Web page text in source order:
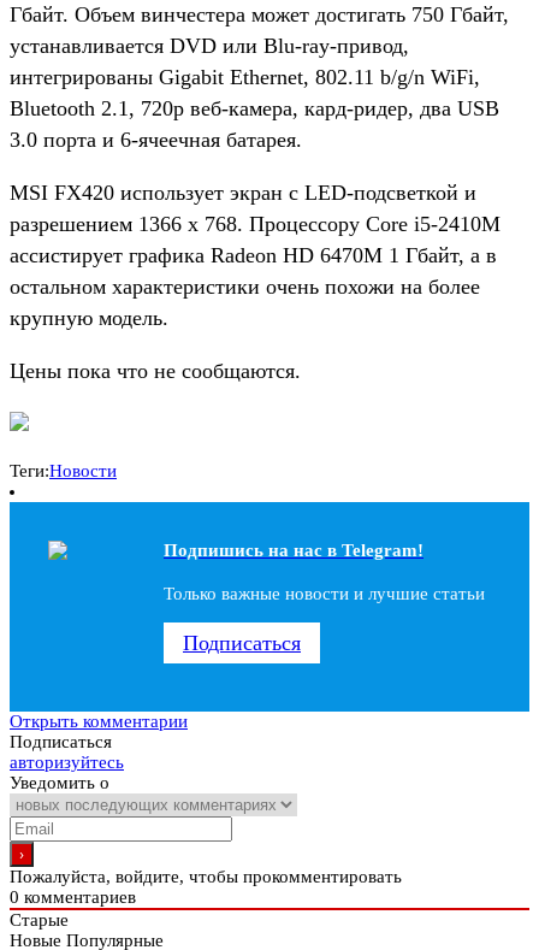
Гбайт. Объем винчестера может достигать 750 Гбайт,
устанавливается DVD или Blu-ray-привод,
интегрированы Gigabit Ethernet, 802.11 b/g/n WiFi,
Bluetooth 2.1, 720p веб-камера, кард-ридер, два USB
3.0 порта и 6-ячеечная батарея.
MSI FX420 использует экран с LED-подсветкой и
разрешением 1366 x 768. Процессору Core i5-2410M
ассистирует графика Radeon HD 6470M 1 Гбайт, а в
остальном характеристики очень похожи на более
крупную модель.
Цены пока что не сообщаются.
Теги:Новости
Подпишись на наc в Telegram!
Только важные новости и лучшие статьи
Подписаться
Открыть комментарии
Подписаться
авторизуйтесь
Уведомить о
Пожалуйста, войдите, чтобы прокомментировать
0 комментариев
Старые
Новые Популярные